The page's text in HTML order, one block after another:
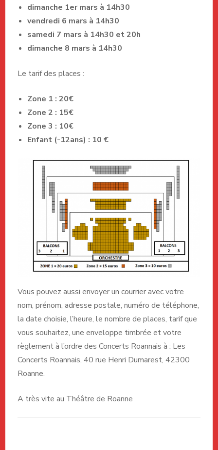
dimanche 1er mars à 14h30
vendredi 6 mars à 14h30
samedi 7 mars à 14h30 et 20h
dimanche 8 mars à 14h30
Le tarif des places :
Zone 1 : 20€
Zone 2 : 15€
Zone 3 : 10€
Enfant (-12ans) : 10 €
Vous pouvez aussi envoyer un courrier avec votre
nom, prénom, adresse postale, numéro de téléphone,
la date choisie, l’heure, le nombre de places, tarif que
vous souhaitez, une enveloppe timbrée et votre
règlement à l’ordre des Concerts Roannais à : Les
Concerts Roannais, 40 rue Henri Dumarest, 42300
Roanne.
A très vite au Théâtre de Roanne